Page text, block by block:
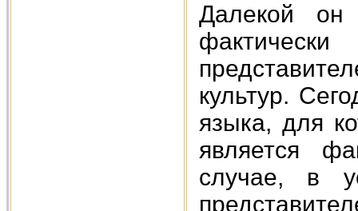
Далекой
фактически
культур.
языка, для
является
случае, в